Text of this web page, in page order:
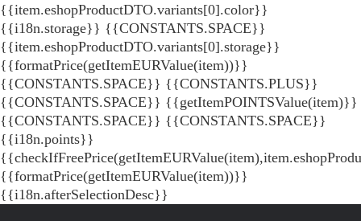
{{item.eshopProductDTO.variants[0].color}}
{{i18n.storage}} {{CONSTANTS.SPACE}}
{{item.eshopProductDTO.variants[0].storage}}
{{formatPrice(getItemEURValue(item))}}
{{CONSTANTS.SPACE}} {{CONSTANTS.PLUS}}
{{CONSTANTS.SPACE}} {{getItemPOINTSValue(item)}}
{{CONSTANTS.SPACE}} {{CONSTANTS.SPACE}}
{{i18n.points}}
{{formatPrice(getItemEURValue(item))}}
{{i18n.afterSelectionDesc}}